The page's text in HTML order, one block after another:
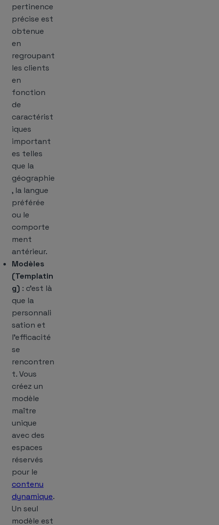
pertinence
précise est
obtenue
en
regroupant
les clients
en
fonction
de
caractérist
iques
important
es telles
que la
géographie
, la langue
préférée
ou le
comporte
ment
antérieur.
Modèles
(Templatin
g) : c’est là
que la
personnali
sation et
l’efficacité
se
rencontren
t. Vous
créez un
modèle
maître
unique
avec des
espaces
réservés
pour le
contenu
dynamique.
Un seul
modèle est